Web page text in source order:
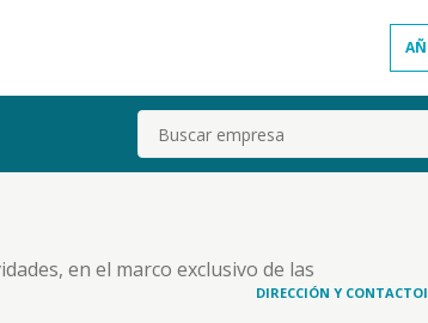
Buscar
en el marco exclusivo de las
península. a) la organización,DIRECCIÓN Y CONTACTO